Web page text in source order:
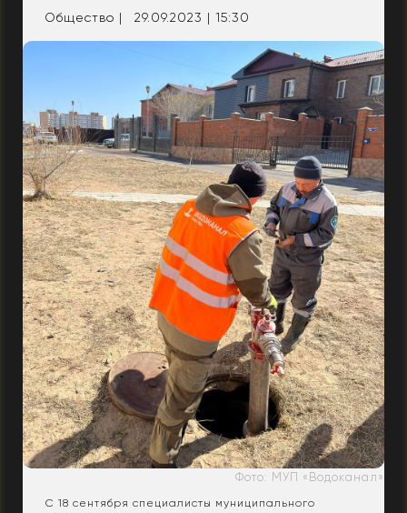
Общество | 29.09.2023 | 15:30
Фото: МУП «Водоканал»
С 18 сентября специалисты муниципального